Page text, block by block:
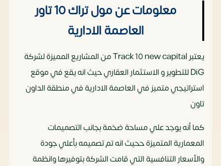
معلومات عن مول تراك 10 تاور
العاصمة الادارية
يعتبر Track 10 new capital من المشاريع المميزة لشركة
DiG للتطوير و الاستثمار العقاري حيث انه يقع في موقع
استراتيجي متميز في العاصمة الادارية في منطقة الداون
تاون
كما أنه يوجد علي مساحة ضخمة بجانب التصميمات
المعمارية المتميزة ححيث انه تم تصميمه بأعلي جودة
والأسعار التنافسية التي قامت الشركة بتوفيرها وانظمة